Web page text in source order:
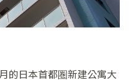
的日本首都圏新建公寓大